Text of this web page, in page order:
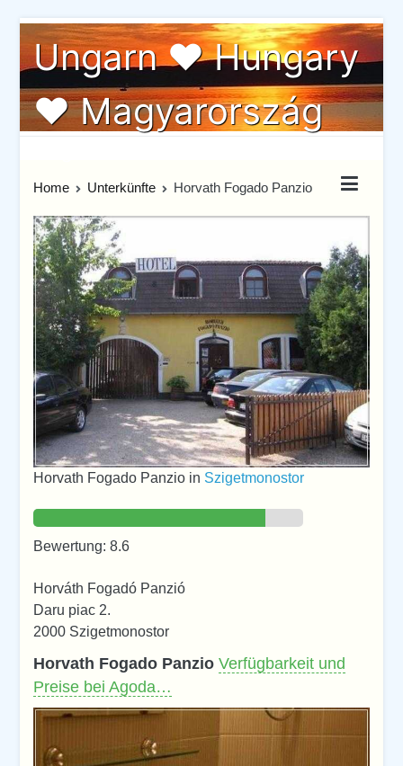
Skip
content
Ungarn ♥ Hungary
♥ Magyarország
Home Unterkünfte Horvath Fogado Panzio
Horvath Fogado Panzio in Szigetmonostor
Bewertung: 8.6
Horváth Fogadó Panzió
Daru piac 2.
2000 Szigetmonostor
Horvath Fogado PanzioVerfügbarkeit und
Preise bei Agoda…